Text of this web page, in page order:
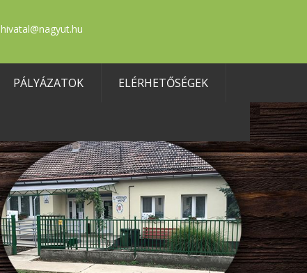
hivatal@nagyut.hu
PÁLYÁZATOK ELÉRHETŐSÉGEK